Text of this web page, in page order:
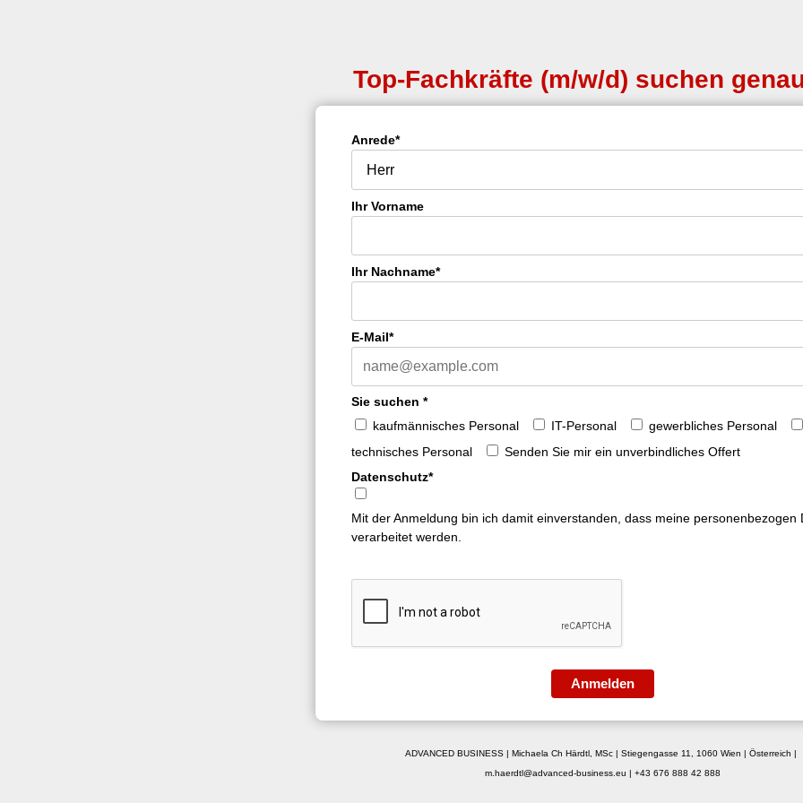
Top-Fachkräfte (m/w/d) suchen
Anrede*
Ihr Vorname
Ihr Nachname*
E-Mail*
Sie suchen *
kaufmännisches Personal
IT-Personal
gewerbliches Personal
technisches Personal
Senden Sie mir ein unverbindliches Offert
Datenschutz*
Mit der Anmeldung bin ich damit einverstanden, dass meine personenbezogen
verarbeitet werden.
Anmelden
ADVANCED BUSINESS | Michaela Ch Härdtl, MSc | Stiegengasse 11, 1060 Wien | Österreich |
m.haerdtl@advanced-business.eu | +43 676 888 42 888